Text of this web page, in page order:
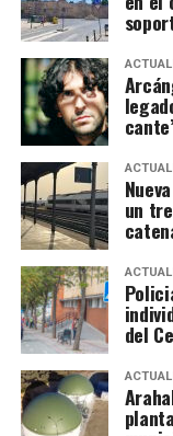
1828:
adosadas
La
Cantero solicitó
en los Arquillos
construir en una
redonda» de la
García
Arquillos de la
quince días.
sobre un
organización
el IVA en la
y a introducir
en el circuito
blanqueo de
La investigación,
se ha saldado
detenidas y otras
calcula
las cuotas de IVA
durante los
2018 y 2025. La
todavía podría
documentación
Registros
cante’
un
del